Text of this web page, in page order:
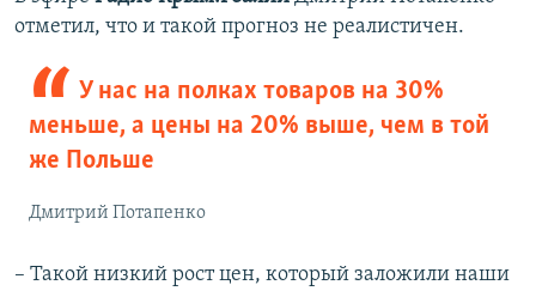
отметил, что и такой прогноз не реалистичен.
У нас на полках товаров на 30%
меньше, а цены на 20% выше, чем в той
же Польше
Дмитрий Потапенко
– Такой низкий рост цен, который заложили наши